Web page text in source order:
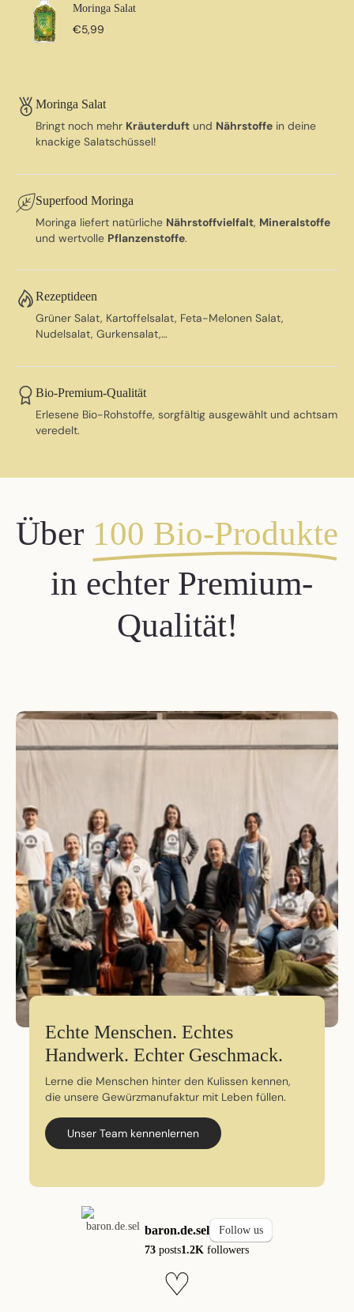
Moringa Salat
€5,99
Moringa Salat
Bringt noch mehr Kräuterduft und Nährstoffe in deine
knackige Salatschüssel!
Superfood Moringa
Moringa liefert natürliche Nährstoffvielfalt, Mineralstoffe
und wertvolle Pflanzenstoffe.
Rezeptideen
Grüner Salat, Kartoffelsalat, Feta-Melonen Salat,
Nudelsalat, Gurkensalat,…
Bio-Premium-Qualität
Erlesene Bio-Rohstoffe, sorgfältig ausgewählt und achtsam
veredelt.
Über 100 Bio-Produkte
in echter Premium-
Qualität!
Echte Menschen. Echtes
Handwerk. Echter Geschmack.
Lerne die Menschen hinter den Kulissen kennen,
die unsere Gewürzmanufaktur mit Leben füllen.
Unser Team kennenlernen
baron.de.sel
Follow us
73 posts1.2K followers
♡